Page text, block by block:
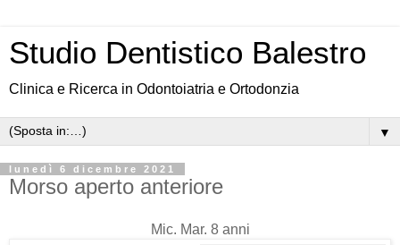
Studio Dentistico Balestro
Clinica e Ricerca in Odontoiatria e Ortodonzia
▼
lunedì 6 dicembre 2021
Morso aperto anteriore
Mic. Mar. 8 anni